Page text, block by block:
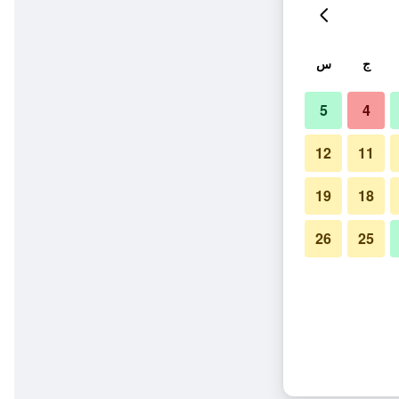
ج س
4
5
11
12
18
19
25
26